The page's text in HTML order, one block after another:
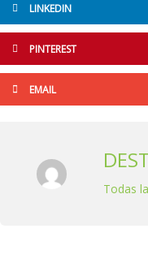
LINKEDIN
PINTEREST
EMAIL
Todas